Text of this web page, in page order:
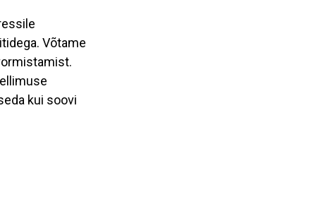
Võtame
kui soovi